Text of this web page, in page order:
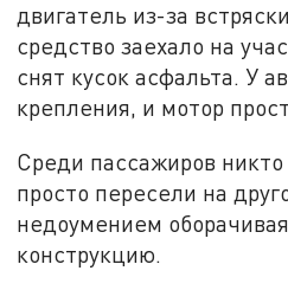
двигатель из-за
средство заехало на
снят кусок асфальта. У
крепления, и мотор
Среди пассажиров
просто пересели на
недоумением
конструкцию.